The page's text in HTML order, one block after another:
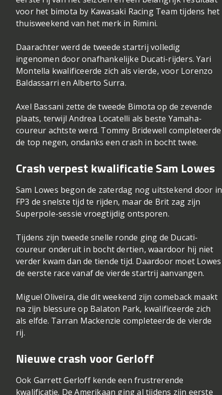
voor het bimota by Kawasaki Racing Team tijdens het
thuisweekend van het merk in Rimini.
Daarachter werd de tweede startrij volledig
ingenomen door onafhankelijke Ducati-rijders. Yari
Montella kwalificeerde zich als vierde, voor Lorenzo
Baldassarri en Alberto Surra.
Axel Bassani zette de tweede Bimota op de zevende
plaats, terwijl Andrea Locatelli als beste Yamaha-
coureur achtste werd. Tommy Bridewell completeerde
de top negen, ondanks een crash in bocht twee.
Crash verpest kwalificatie Sam Lowes
Sam Lowes begon de zaterdag nog uitstekend door in
FP3 de snelste tijd te rijden, maar de Brit zag zijn
Superpole-sessie vroegtijdig ontsporen.
Tijdens zijn tweede snelle ronde ging de Ducati-
coureur onderuit in bocht dertien, waardoor hij niet
verder kwam dan de tiende tijd. Daardoor moet Lowes
de eerste race vanaf de vierde startrij aanvangen.
Miguel Oliveira, die dit weekend zijn comeback maakt
na zijn blessure op Balaton Park, kwalificeerde zich
als elfde. Tarran Mackenzie completeerde de vierde
rij.
Nieuwe crash voor Gerloff
Ook Garrett Gerloff kende een frustrerende
kwalificatie. De Amerikaan ging al tijdens zijn eerste